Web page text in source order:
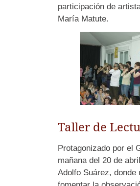
participación de
María Matute.
Taller de
Protagonizado por el
mañana del 20 de
Adolfo Suárez, donde